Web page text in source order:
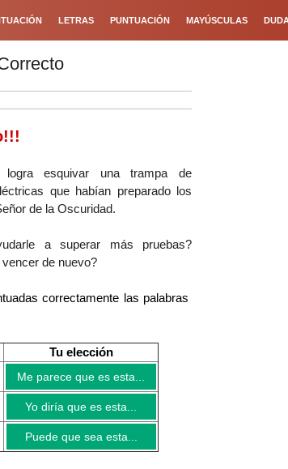
LETRAS PUNTUACIÓN MAYÚSCULAS
logra esquivar una trampa de
que habían preparado los
de la Oscuridad.
a superar más pruebas?
de nuevo?
correctamente las palabras
Tu elección
Me parece que es esta...
Yo diría que es esta...
Puede que sea esta...